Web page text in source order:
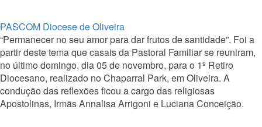
PASCOM Diocese de Oliveira
“Permanecer no seu amor para dar frutos de santidade”. Foi a
partir deste tema que casais da Pastoral Familiar se reuniram,
no último domingo, dia 05 de novembro, para o 1º Retiro
Diocesano, realizado no Chaparral Park, em Oliveira. A
condução das reflexões ficou a cargo das religiosas
Apostolinas, Irmãs Annalisa Arrigoni e Luciana Conceição.